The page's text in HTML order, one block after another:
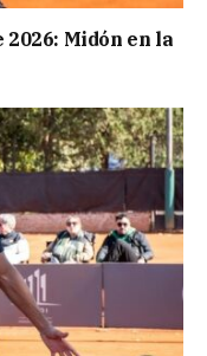
2026: Midón en la